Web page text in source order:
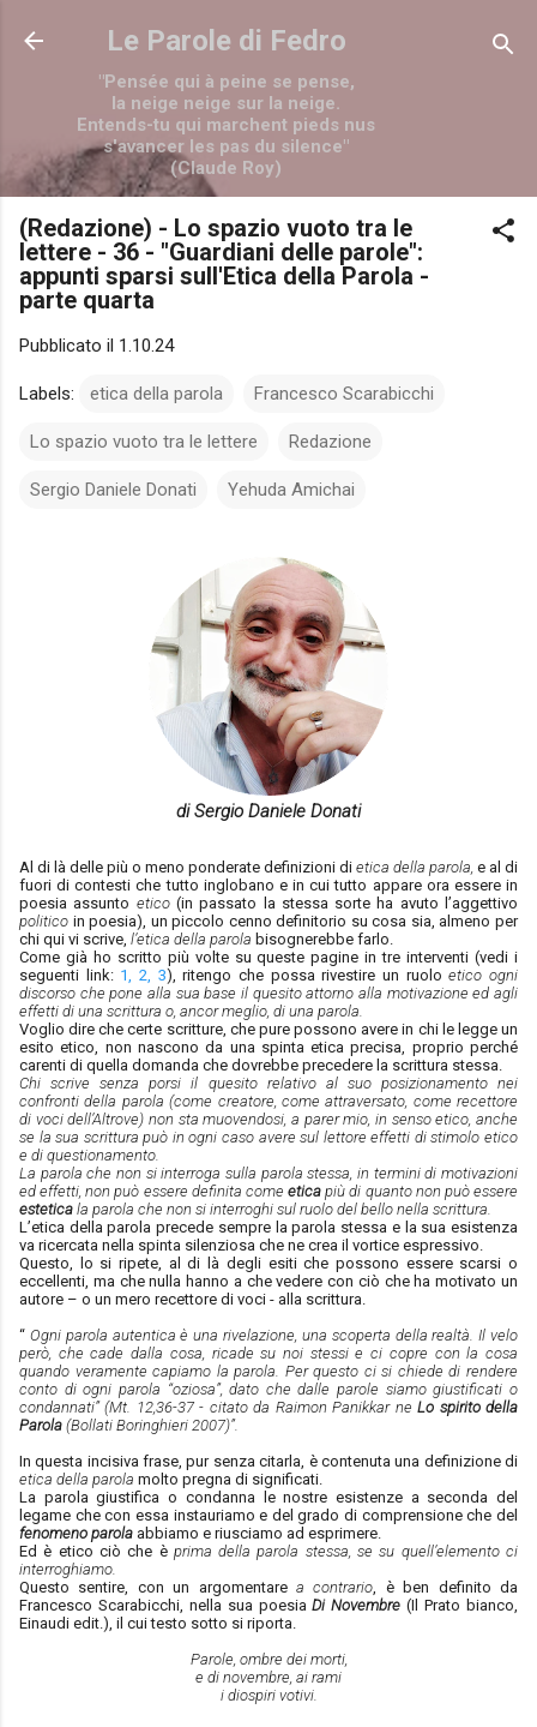
Passa ai contenuti principali
Le Parole di Fedro
"Pensée qui à peine se pense,
la neige neige sur la neige.
Entends-tu qui marchent pieds nus
s'avancer les pas du silence"
(Claude Roy)
(Redazione) - Lo spazio vuoto tra le
lettere - 36 - "Guardiani delle parole":
appunti sparsi sull'Etica della Parola -
parte quarta
Pubblicato il 1.10.24
Labels: etica della parola Francesco Scarabicchi
Lo spazio vuoto tra le lettere Redazione
Sergio Daniele Donati Yehuda Amichai
di Sergio Daniele Donati
Al di là delle più o meno ponderate definizioni di etica della parola, e al di
fuori di contesti che tutto inglobano e in cui tutto appare ora essere in
poesia assunto etico(in passato la stessa sorte ha avuto l’aggettivo
politico in poesia), un piccolo cenno definitorio su cosa sia, almeno per
chi qui vi scrive, l’etica della parola bisognerebbe farlo.
Come già ho scritto più voltesu queste pagine in tre interventi (vedi i
seguenti link: 1, 2, 3), ritengo che possa rivestire un ruolo etico ogni
discorso che pone alla sua base il quesito attorno alla motivazione ed agli
effetti di una scrittura o, ancor meglio, di una parola.
Voglio dire che certe scritture, che pure possono avere in chi le legge un
esito etico, non nascono da una spinta etica precisa, proprio perché
carenti di quella domanda che dovrebbe precedere la scrittura stessa.
Chi scrive senza porsi il quesito relativo al suo posizionamento nei
confronti della parola (come creatore, come attraversato, come recettore
di voci dell’Altrove) non sta muovendosi, a parer mio, in senso etico, anche
se la sua scrittura può in ogni caso avere sul lettore effetti di stimolo etico
e di questionamento.
La parola che non si interroga sulla parola stessa, in termini di motivazioni
ed effetti, non può essere definita comeetica più di quanto non può essere
estetica la parola che non si interroghi sul ruolo del bello nella scrittura.
L’etica della parola precede sempre la parola stessa e la sua esistenza
va ricercata nella spinta silenziosa che ne crea il vortice espressivo.
Questo, lo si ripete, al di là degli esiti che possono essere scarsi o
eccellenti, ma che nulla hanno a che vedere con ciò che ha motivato un
autore – o un mero recettore di voci - alla scrittura.
“ Ogni parola autentica è una rivelazione, una scoperta della realtà. Il velo
però, che cade dalla cosa, ricade su noi stessi e ci copre con la cosa
quando veramente capiamo la parola. Per questo ci si chiede di rendere
conto di ogni parola “oziosa”, dato che dalle parole siamo giustificati o
condannati” (Mt. 12,36-37 - citato da Raimon Panikkar neLo spirito della
Parola (Bollati Boringhieri 2007)”.
In questa incisiva frase, pur senza citarla, è contenuta una definizione di
etica della parola molto pregna di significati.
La parola giustifica o condanna le nostre esistenze a seconda del
legame che con essa instauriamo e del grado di comprensione che del
fenomeno parola abbiamo e riusciamo ad esprimere.
Ed è etico ciò che è prima della parola stessa, se su quell’elemento ci
interroghiamo.
Questo sentire, con un argomentare a contrario, è ben definito da
Francesco Scarabicchi, nella sua poesiaDi Novembre(Il Prato bianco,
Einaudi edit.), il cui testo sotto si riporta.
Parole, ombre dei morti,
e di novembre, ai rami
i diospiri votivi.